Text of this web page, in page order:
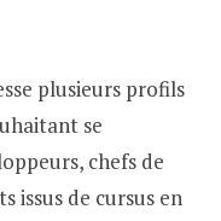
plusieurs profils
se
chefs de
issus de cursus en